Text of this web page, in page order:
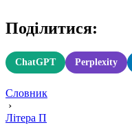
Поділитися:
ChatGPT Perplexity
Словник
›
Літера П